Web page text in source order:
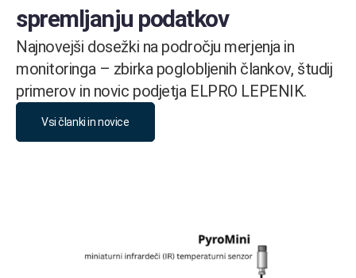
spremljanju podatkov
Najnovejši dosežki na področju merjenja in
monitoringa – zbirka poglobljenih člankov, študij
primerov in novic podjetja ELPRO LEPENIK.
Vsi članki in novice